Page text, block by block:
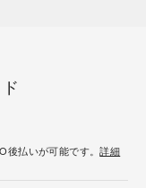
後払いが可能です。詳細